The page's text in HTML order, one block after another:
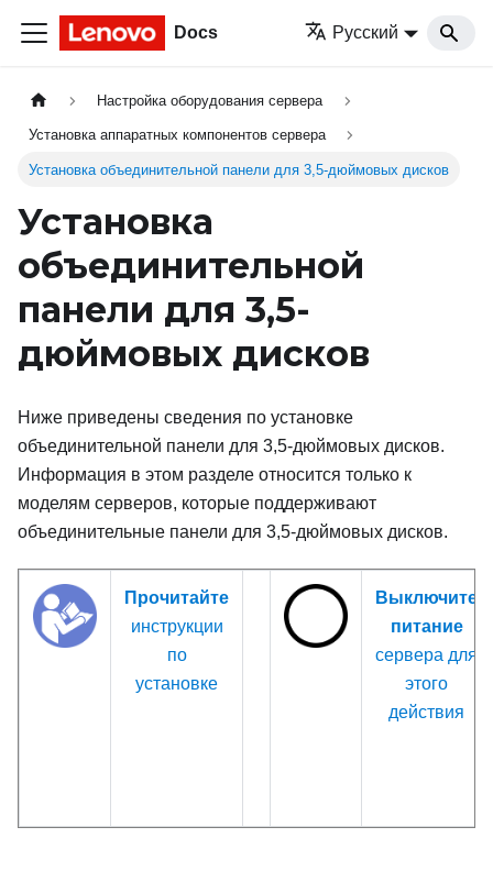
Docs Русский
Настройка оборудования сервера
Установка аппаратных компонентов сервера
Установка объединительной панели для 3,5-дюймовых дисков
Установка
объединительной
панели для 3,5-
дюймовых дисков
Ниже приведены сведения по установке
объединительной панели для 3,5-дюймовых дисков.
Информация в этом разделе относится только к
моделям серверов, которые поддерживают
объединительные панели для 3,5-дюймовых дисков.
Прочитайте
инструкции
по
установке
Выключите
питание
сервера для
этого
действия